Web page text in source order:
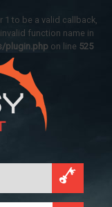
1 to be a valid callback,
function name in
plugin.php on line 525